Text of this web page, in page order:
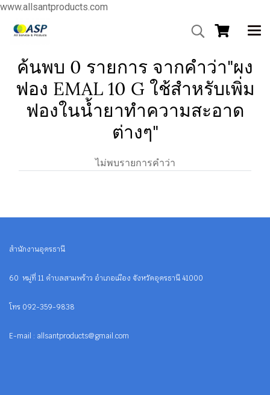
www.allsantproducts.com
ค้นพบ 0 รายการ จากคำว่า"ผง
ฟอง EMAL 10 G ใช้สำหรับเพิ่ม
ฟองในน้ำยาทำความสะอาด
ต่างๆ"
ไม่พบรายการคำว่า
สำนักงานอุดรธานี
60 หมู่ที่ 11 ตำบลสามพร้าว อำเภอเมือง จังหวัดอุดรธานี 41000
โทร 092-359-9838
E-mail : allsantproducts@gmail.com